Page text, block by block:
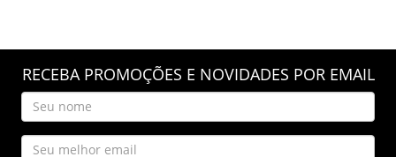
RECEBA PROMOÇÕES E NOVIDADES POR EMAIL